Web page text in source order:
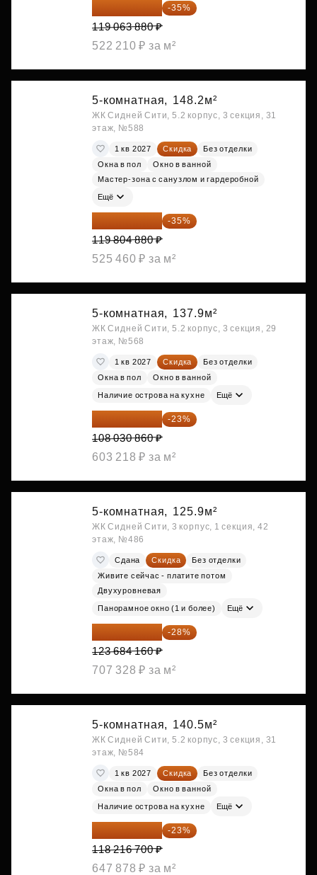
77 391 522 ₽ -35%
119 063 880 ₽
522 210 ₽ за м²
5-комнатная, 148.2м²
ЖК Сидней Сити, 5.2 корпус, 3 секция, 31
этаж, №588
1 кв 2027 Скидка
Без отделки
Окна в пол
Окно в ванной
Мастер-зона с санузлом и гардеробной
Ещё
77 873 172 ₽ -35%
119 804 880 ₽
525 460 ₽ за м²
5-комнатная, 137.9м²
ЖК Сидней Сити, 5.2 корпус, 3 секция, 29
этаж, №568
1 кв 2027 Скидка
Без отделки
Окна в пол
Окно в ванной
Наличие острова на кухне Ещё
83 183 762 ₽ -23%
108 030 860 ₽
603 218 ₽ за м²
5-комнатная, 125.9м²
ЖК Сидней Сити, 3 корпус, 1 секция, 42
этаж, №486
Сдана Скидка
Без отделки
Живите сейчас - платите потом
Двухуровневая
Панорамное окно (1 и более) Ещё
89 052 595 ₽ -28%
123 684 160 ₽
707 328 ₽ за м²
5-комнатная, 140.5м²
ЖК Сидней Сити, 5.2 корпус, 3 секция, 31
этаж, №584
1 кв 2027 Скидка
Без отделки
Окна в пол
Окно в ванной
Наличие острова на кухне Ещё
91 026 859 ₽ -23%
118 216 700 ₽
647 878 ₽ за м²